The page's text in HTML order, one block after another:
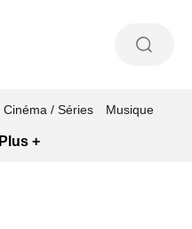
Cinéma / Séries Musique
Plus +